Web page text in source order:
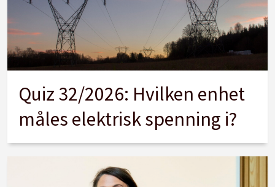
Quiz 32/2026: Hvilken enhet
måles elektrisk spenning i?